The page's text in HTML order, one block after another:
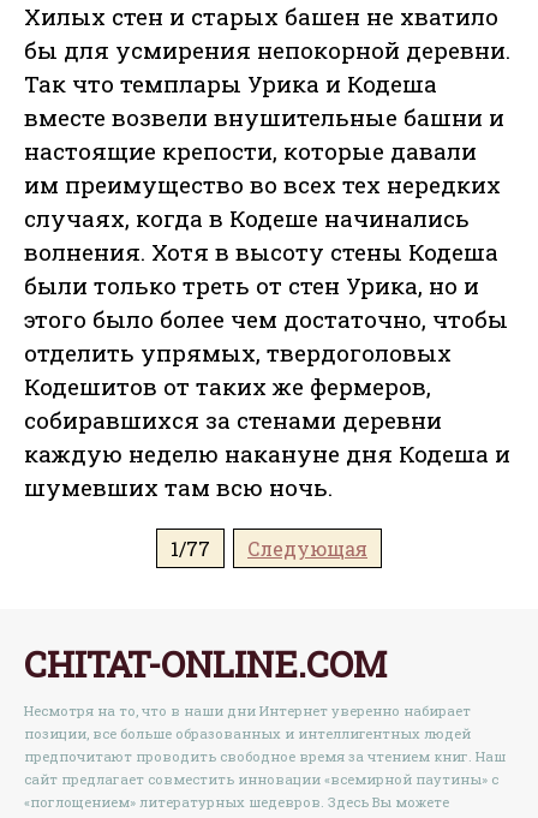
Хилых стен и старых башен не хватило
бы для усмирения непокорной деревни.
Так что темплары Урика и Кодеша
вместе возвели внушительные башни и
настоящие крепости, которые давали
им преимущество во всех тех нередких
случаях, когда в Кодеше начинались
волнения. Хотя в высоту стены Кодеша
были только треть от стен Урика, но и
этого было более чем достаточно, чтобы
отделить упрямых, твердоголовых
Кодешитов от таких же фермеров,
собиравшихся за стенами деревни
каждую неделю накануне дня Кодеша и
шумевших там всю ночь.
1/77 Следующая
CHITAT-ONLINE.COM
Несмотря на то, что в наши дни Интернет уверенно набирает
позиции, все больше образованных и интеллигентных людей
предпочитают проводить свободное время за чтением книг. Наш
сайт предлагает совместить инновации «всемирной паутины» с
«поглощением» литературных шедевров. Здесь Вы можете